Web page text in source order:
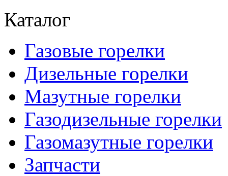
Каталог
Газовые горелки
Дизельные горелки
Мазутные горелки
Газодизельные горелки
Газомазутные горелки
Запчасти